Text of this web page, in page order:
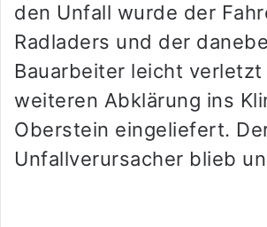
den Unfall wurde der
Radladers und der
Bauarbeiter leicht
weiteren Abklärung ins
Oberstein eingeliefert.
Unfallverursacher blieb